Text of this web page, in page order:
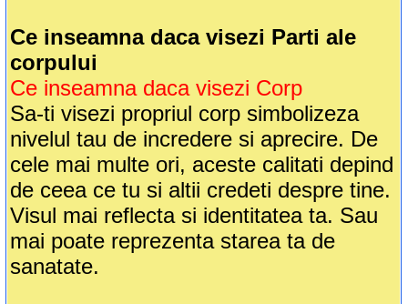
Ce inseamna daca visezi Parti ale
corpului
Ce inseamna daca visezi Corp
Sa-ti visezi propriul corp simbolizeza
nivelul tau de incredere si aprecire. De
cele mai multe ori, aceste calitati depind
de ceea ce tu si altii credeti despre tine.
Visul mai reflecta si identitatea ta. Sau
mai poate reprezenta starea ta de
sanatate.